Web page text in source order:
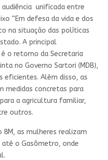
audiência unificada entre
“Em defesa da vida e dos
na situação das políticas
A principal
o retorno da Secretaria
no Governo Sartori (MDB),
eficientes. Além disso, as
medidas concretas para
a agricultura familiar,
outros.
as mulheres realizam
até o Gasômetro, onde